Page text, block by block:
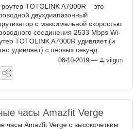
TOTOLINK A7000R – это
двухдиапазонный
с максимальной скоростью
соединения 2533 Mbps Wi-
TOTOLINK A7000R удивляет (и
удивляет) с первых секунд
Он обладает большим
антенн (для двух ...
08-10-2019 — vilgun
часы Amazfit Verge
часы Amazfit Verge с высокочетким